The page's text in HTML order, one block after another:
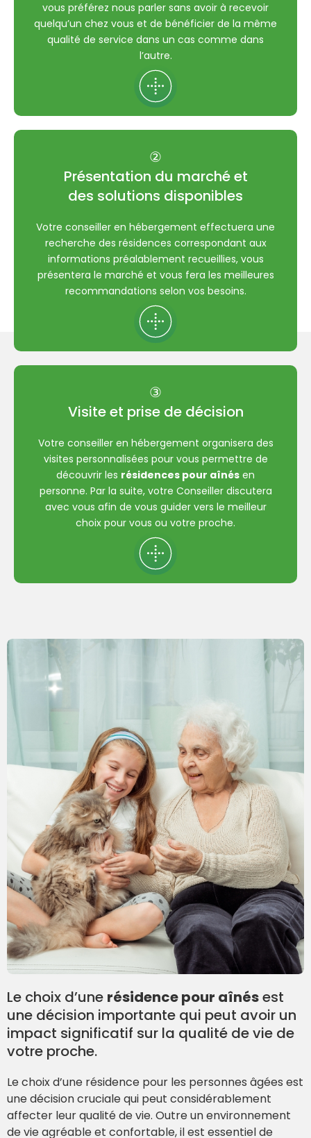
vous préférez nous parler sans avoir à recevoir
quelqu’un chez vous et de bénéficier de la même
qualité de service dans un cas comme dans
l’autre.
②
Présentation du marché et
des solutions disponibles
Votre conseiller en hébergement effectuera une
recherche des résidences correspondant aux
informations préalablement recueillies, vous
présentera le marché et vous fera les meilleures
recommandations selon vos besoins.
③
Visite et prise de décision
Votre conseiller en hébergement organisera des
visites personnalisées pour vous permettre de
découvrir les résidences pour aînés en
personne. Par la suite, votre Conseiller discutera
avec vous afin de vous guider vers le meilleur
choix pour vous ou votre proche.
Le choix d’une résidence pour aînésest
une décision importante qui peut avoir un
impact significatif sur la qualité de vie de
votre proche.
Le choix d’une résidence pour les personnes âgées est
une décision cruciale qui peut considérablement
affecter leur qualité de vie. Outre un environnement
de vie agréable et confortable, il est essentiel de